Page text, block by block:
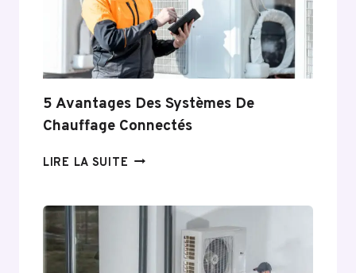
5 Avantages Des Systèmes De
Chauffage Connectés
LIRE LA SUITE 5
SYSTÈMES
CHAUFFAGE
CONNECTÉS